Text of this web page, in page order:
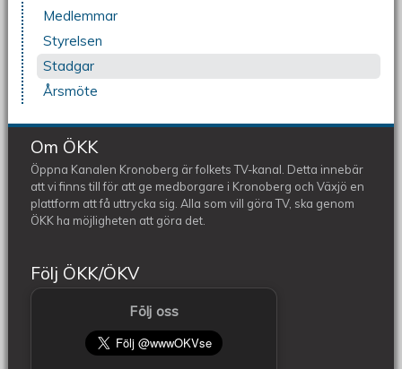
Medlemmar
Styrelsen
Stadgar
Årsmöte
Om ÖKK
Öppna Kanalen Kronoberg är folkets TV-kanal. Detta innebär
att vi finns till för att ge medborgare i Kronoberg och Växjö en
plattform att få uttrycka sig. Alla som vill göra TV, ska genom
ÖKK ha möjligheten att göra det.
Följ ÖKK/ÖKV
Följ oss